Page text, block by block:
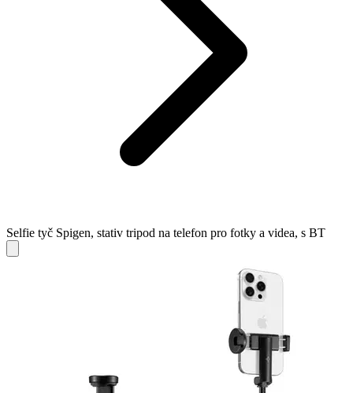
Selfie tyč Spigen, stativ tripod na telefon pro fotky a videa, s BT